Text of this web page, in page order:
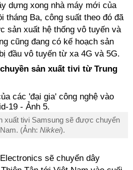
dựng xong nhà máy mới của
tháng Ba, công suất theo đó đã
sản xuất hệ thống vô tuyến và
cũng đang có kế hoạch sản
đầu vô tuyến từ xa 4G và 5G.
sản xuất tivi từ Trung
xuất tivi Samsung sẽ được chuyển
(Ảnh: Nikkei).
sẽ chuyển dây